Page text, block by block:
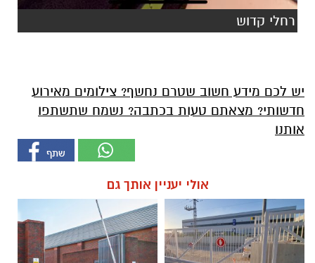
רחלי קדוש
יש לכם מידע חשוב שטרם נחשף? צילומים מאירוע
חדשותי? מצאתם טעות בכתבה? נשמח שתשתפו
אותנו
אולי יעניין אותך גם